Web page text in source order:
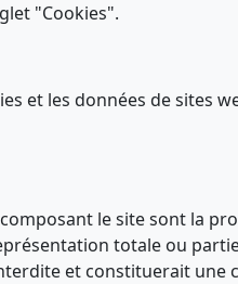
"Cookies".
et les données de sites
le site sont la
totale ou
et constituerait